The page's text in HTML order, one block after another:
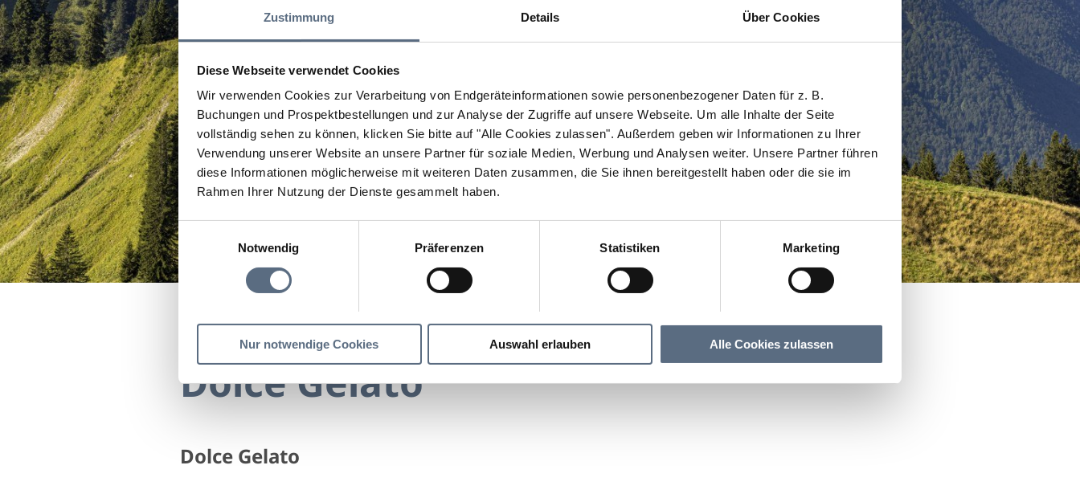
Zustimmung Details Über Cookies
Diese Webseite verwendet Cookies
Wir verwenden Cookies zur Verarbeitung von Endgeräteinformationen sowie personenbezogener Daten für z. B.
Buchungen und Prospektbestellungen und zur Analyse der Zugriffe auf unsere Webseite. Um alle Inhalte der Seite
vollständig sehen zu können, klicken Sie bitte auf "Alle Cookies zulassen". Außerdem geben wir Informationen zu Ihrer
Verwendung unserer Website an unsere Partner für soziale Medien, Werbung und Analysen weiter. Unsere Partner führen
diese Informationen möglicherweise mit weiteren Daten zusammen, die Sie ihnen bereitgestellt haben oder die sie im
Rahmen Ihrer Nutzung der Dienste gesammelt haben.
Einwilligungsauswahl
Notwendig
Präferenzen Statistiken Marketing
Nur notwendige Cookies Auswahl erlauben Alle Cookies zulassen
Dolce Gelato
Dolce Gelato